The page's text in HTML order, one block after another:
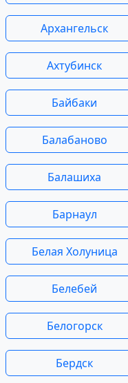
Архангельск
Ахтубинск
Байбаки
Балабаново
Балашиха
Барнаул
Белая Холуница
Белебей
Белогорск
Бердск